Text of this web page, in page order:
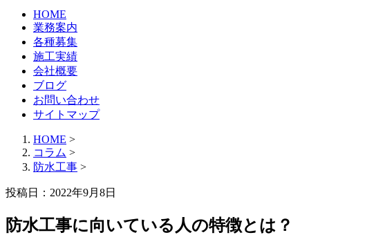
HOME
業務案内
各種募集
施工実績
会社概要
ブログ
お問い合わせ
サイトマップ
HOME >
コラム >
防水工事 >
投稿日：2022年9月8日
防水工事に向いている人の特徴とは？